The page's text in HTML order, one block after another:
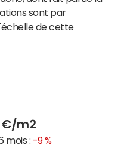
sont par
de cette
€/m2
mois : -9 %